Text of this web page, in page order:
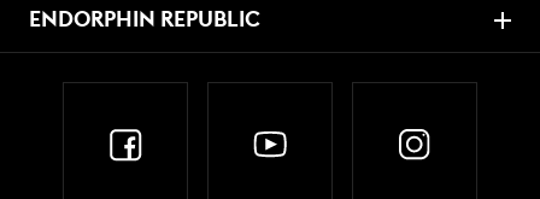
ENDORPHIN REPUBLIC